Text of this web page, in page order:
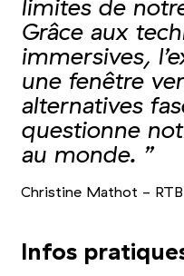
limites de
Grâce aux
immersives,
une fenêtre
alternatives
questionne
au monde. ”
Christine Mathot -
Infos